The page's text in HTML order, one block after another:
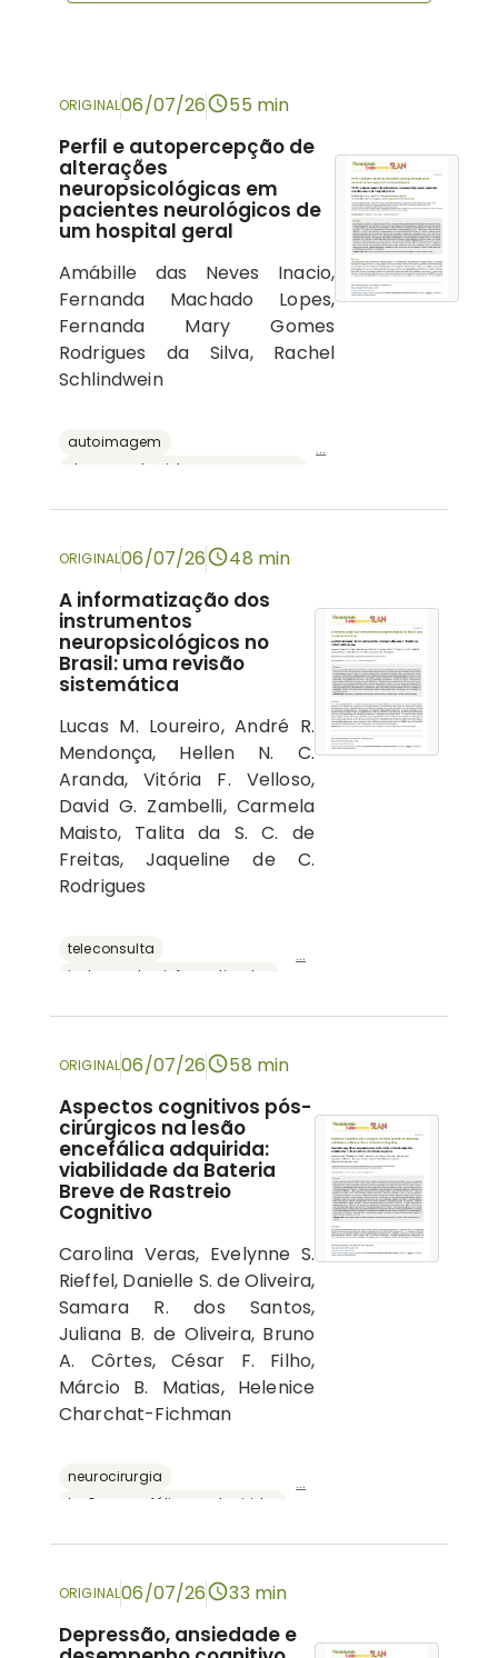
ORIGINAL06/07/26 55 min
Perfil e autopercepção de
alterações
neuropsicológicas em
pacientes neurológicos de
um hospital geral
Amábille das Neves Inacio,
Fernanda Machado Lopes,
Fernanda Mary Gomes
Rodrigues da Silva, Rachel
Schlindwein
autoimagem
...
ORIGINAL06/07/26 48 min
A informatização dos
instrumentos
neuropsicológicos no
Brasil: uma revisão
sistemática
Lucas M. Loureiro, André R.
Mendonça, Hellen N. C.
Aranda, Vitória F. Velloso,
David G. Zambelli, Carmela
Maisto, Talita da S. C. de
Freitas, Jaqueline de C.
Rodrigues
teleconsulta
instrumentos informatizados
avaliação neuropsicológica
...
ORIGINAL06/07/26 58 min
Aspectos cognitivos pós-
cirúrgicos na lesão
encefálica adquirida:
viabilidade da Bateria
Breve de Rastreio
Cognitivo
Carolina Veras, Evelynne S.
Rieffel, Danielle S. de Oliveira,
Samara R. dos Santos,
Juliana B. de Oliveira, Bruno
A. Côrtes, César F. Filho,
Márcio B. Matias, Helenice
Charchat-Fichman
neurocirurgia
bateria breve de rastreio cognitivo
...
ORIGINAL06/07/26 33 min
Depressão, ansiedade e